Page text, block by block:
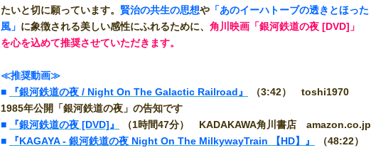
たいと切に願っています。 賢治の共生の思想や 「あのイーハトーブの透きとほった
風」 に象徴される美しい感性にふれるために、 角川映画「銀河鉄道の夜 [DVD]」
を心を込めて推奨させていただきます。
≪推奨動画≫
■
『銀河鉄道の夜 / Night On The Galactic Railroad』
（3:42） toshi1970
1985年公開「銀河鉄道の夜」の告知です
■
『銀河鉄道の夜 [DVD]』
（1時間47分） KADAKAWA角川書店 amazon.co.jp
■
『KAGAYA - 銀河鉄道の夜 Night On The MilkywayTrain 【HD】』
（48:22）